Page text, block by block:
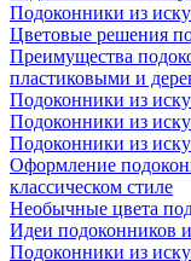
Подоконники из
Цветовые решения
Преимущества
пластиковыми и
Подоконники из
Подоконники из
Подоконники из
Оформление
классическом стиле
Необычные цвета
Идеи подоконников
Подоконники из